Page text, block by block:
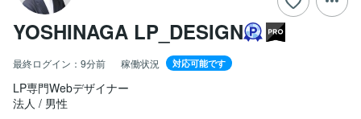
YOSHINAGA LP_DESIGN
最終ログイン： 9分前 稼働状況 対応可能です
LP専門Webデザイナー
法人
男性